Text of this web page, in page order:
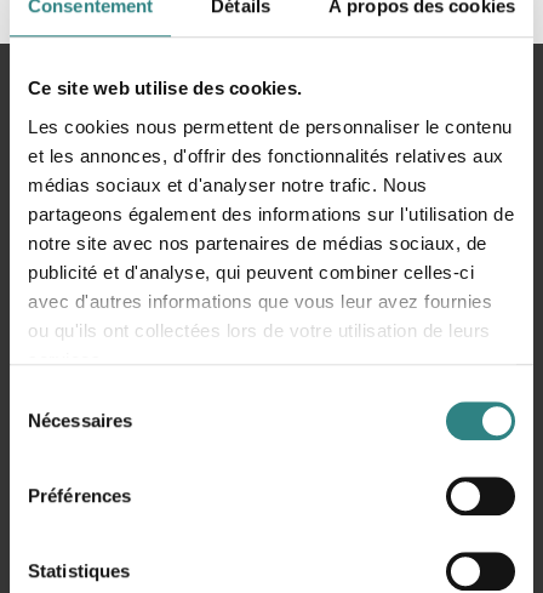
Consentement Détails À propos des cookies
Ce site web utilise des cookies.
Les cookies nous permettent de personnaliser le contenu
et les annonces, d'offrir des fonctionnalités relatives aux
médias sociaux et d'analyser notre trafic. Nous
partageons également des informations sur l'utilisation de
notre site avec nos partenaires de médias sociaux, de
publicité et d'analyse, qui peuvent combiner celles-ci
avec d'autres informations que vous leur avez fournies
ou qu'ils ont collectées lors de votre utilisation de leurs
Nécessaires
Préférences
Statistiques
s
Vous
êtes
ici
Accueil Les industries
Trivec Systems
22 Avenue Ferdinand de Lesseps
Centre d’aide